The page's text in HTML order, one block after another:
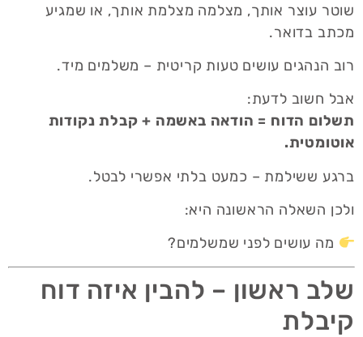
שוטר עוצר אותך, מצלמה מצלמת אותך, או שמגיע
מכתב בדואר.
רוב הנהגים עושים טעות קריטית – משלמים מיד.
אבל חשוב לדעת:
תשלום הדוח = הודאה באשמה + קבלת נקודות
אוטומטית.
ברגע ששילמת – כמעט בלתי אפשרי לבטל.
ולכן השאלה הראשונה היא:
מה עושים לפני שמשלמים?
שלב ראשון – להבין איזה דוח
קיבלת